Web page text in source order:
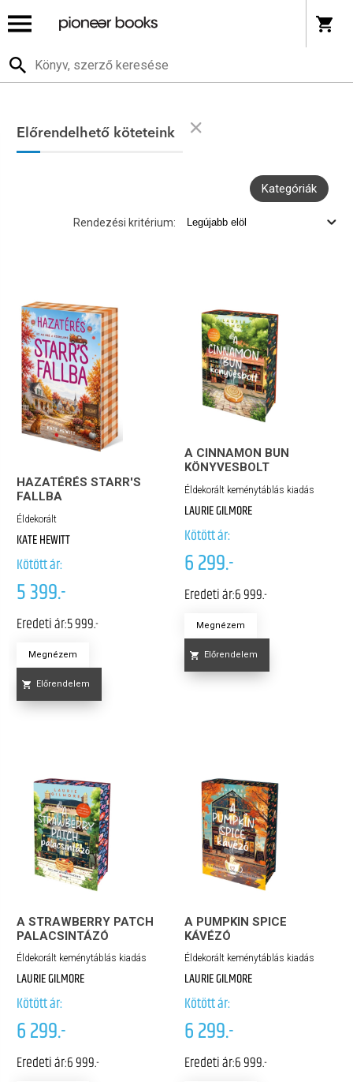
Előrendelhető köteteink
Kategóriák
Rendezési kritérium:
HAZATÉRÉS STARR'S
FALLBA
Éldekorált
KATE HEWITT
Kötött ár:
5 399.-
Eredeti ár:5 999.-
Megnézem
Előrendelem
A CINNAMON BUN
KÖNYVESBOLT
Éldekorált keménytáblás kiadás
LAURIE GILMORE
Kötött ár:
6 299.-
Eredeti ár:6 999.-
Megnézem
Előrendelem
A STRAWBERRY PATCH
PALACSINTÁZÓ
Éldekorált keménytáblás kiadás
LAURIE GILMORE
Kötött ár:
6 299.-
Eredeti ár:6 999.-
A PUMPKIN SPICE
KÁVÉZÓ
Éldekorált keménytáblás kiadás
LAURIE GILMORE
Kötött ár:
6 299.-
Eredeti ár:6 999.-